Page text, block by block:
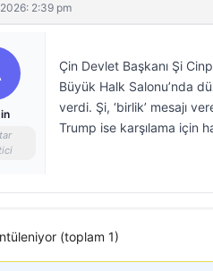
2:39 pm
Çin Devlet Başkanı Şi
Büyük Halk Salonu’nda
verdi. Şi, ‘birlik’ mesajı
Trump ise karşılama için
(toplam 1)